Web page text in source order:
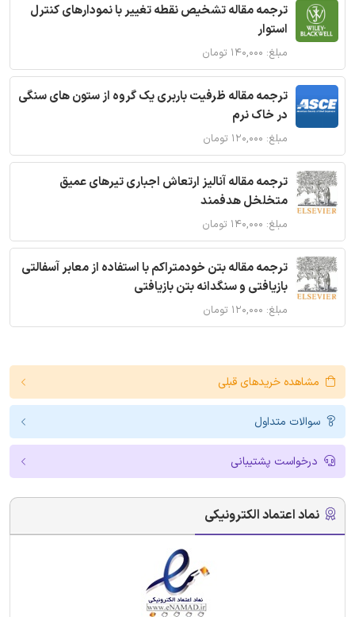
ترجمه مقاله تشخیص نقطه تغییر با نمودارهای کنترل
استوار
مبلغ: ۱۴۰,۰۰۰ تومان
ترجمه مقاله ظرفیت باربری یک گروه از ستون های سنگی
در خاک نرم
مبلغ: ۱۲۰,۰۰۰ تومان
ترجمه مقاله آنالیز ارتعاش اجباری تیرهای عمیق
متخلخل هدفمند
مبلغ: ۱۴۰,۰۰۰ تومان
ترجمه مقاله بتن خودمتراکم با استفاده از معابر آسفالتی
بازیافتی و سنگدانه بتن بازیافتی
مبلغ: ۱۲۰,۰۰۰ تومان
مشاهده خریدهای قبلی
سوالات متداول
درخواست پشتیبانی
نماد اعتماد الکترونیکی